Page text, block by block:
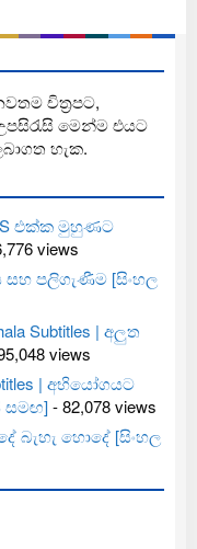
චිත්‍රපට,
මෙන්ම එයට
හැක.
එක්ක මුහුණට
views
සහ පලිගැණීම [සිංහල
Subtitles | අලුත
views
| අභියෝගයට
සමඟ]- 82,078 views
බැහැ හොදේ [සිංහල